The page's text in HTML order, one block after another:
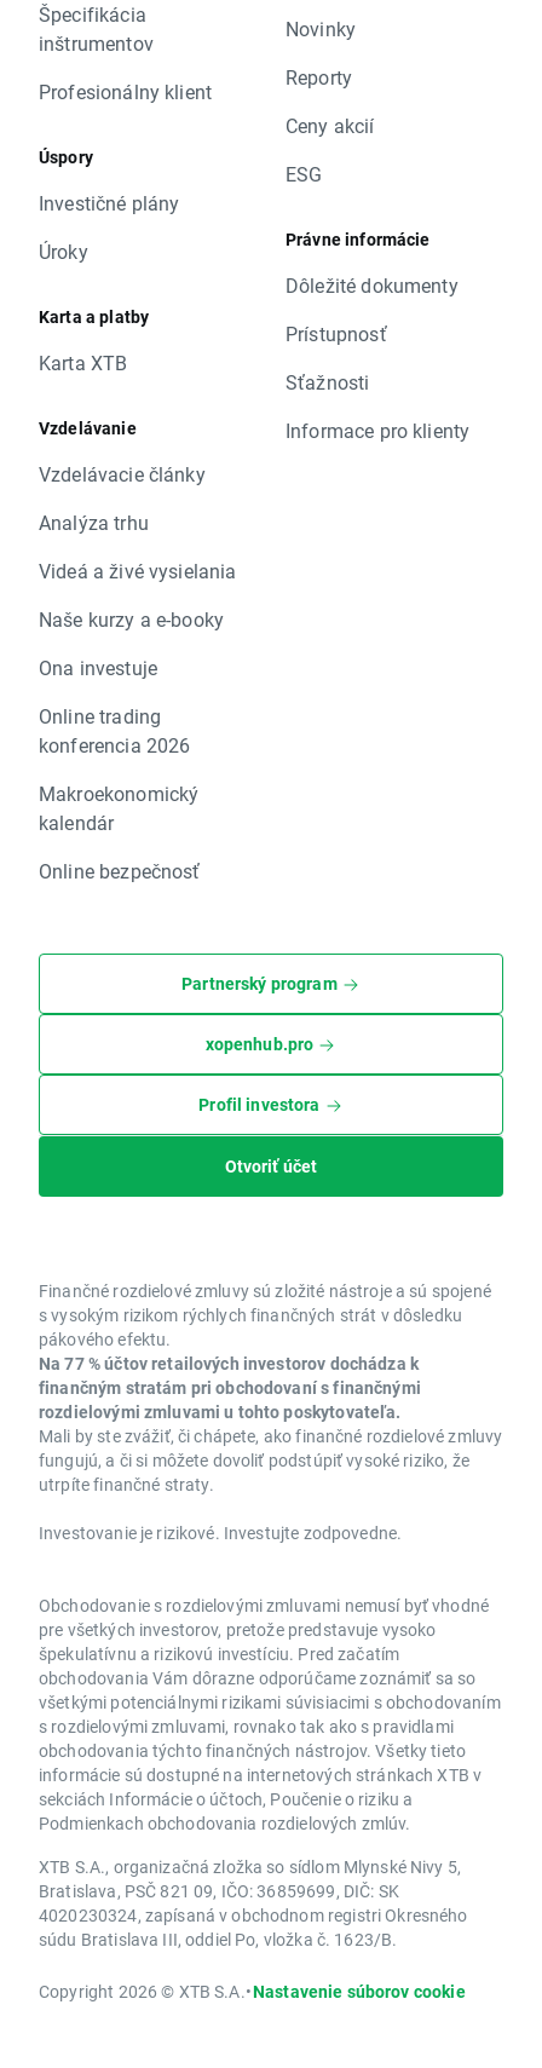
Špecifikácia
inštrumentov
Profesionálny klient
Úspory
Investičné plány
Úroky
Karta a platby
Karta XTB
Vzdelávanie
Vzdelávacie články
Analýza trhu
Videá a živé vysielania
Naše kurzy a e-booky
Ona investuje
Online trading
konferencia 2026
Makroekonomický
kalendár
Online bezpečnosť
Novinky
Reporty
Ceny akcií
ESG
Právne informácie
Dôležité dokumenty
Prístupnosť
Sťažnosti
Informace pro klienty
Partnerský program
xopenhub.pro
Profil investora
Otvoriť účet
Finančné rozdielové zmluvy sú zložité nástroje a sú spojené
s vysokým rizikom rýchlych finančných strát v dôsledku
pákového efektu.
Na 77 % účtov retailových investorov dochádza k
finančným stratám pri obchodovaní s finančnými
rozdielovými zmluvami u tohto poskytovateľa.
Mali by ste zvážiť, či chápete, ako finančné rozdielové zmluvy
fungujú, a či si môžete dovoliť podstúpiť vysoké riziko, že
utrpíte finančné straty.
Investovanie je rizikové. Investujte zodpovedne.
Obchodovanie s rozdielovými zmluvami nemusí byť vhodné
pre všetkých investorov, pretože predstavuje vysoko
špekulatívnu a rizikovú investíciu. Pred začatím
obchodovania Vám dôrazne odporúčame zoznámiť sa so
všetkými potenciálnymi rizikami súvisiacimi s obchodovaním
s rozdielovými zmluvami, rovnako tak ako s pravidlami
obchodovania týchto finančných nástrojov. Všetky tieto
informácie sú dostupné na internetových stránkach XTB v
sekciách Informácie o účtoch, Poučenie o riziku a
Podmienkach obchodovania rozdielových zmlúv.
XTB S.A., organizačná zložka so sídlom Mlynské Nivy 5,
Bratislava, PSČ 821 09, IČO: 36859699, DIČ: SK
4020230324, zapísaná v obchodnom registri Okresného
súdu Bratislava III, oddiel Po, vložka č. 1623/B.
Copyright 2026 © XTB S.A.•Nastavenie súborov cookie